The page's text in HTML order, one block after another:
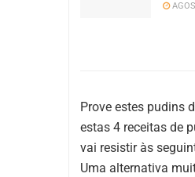
Prove estes pudins
estas 4 receitas de
vai resistir às
Uma alternativa